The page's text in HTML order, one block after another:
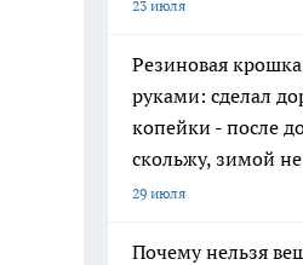
23 июля
Резиновая
руками: сделал
копейки - после
скольжу, зимой
29 июля
Почему нельзя